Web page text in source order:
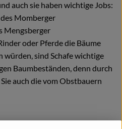
auch sie haben wichtige Jobs:
Momberger
Mengsberger
oder Pferde die Bäume
würden, sind Schafe wichtige
Baumbeständen, denn durch
auch die vom Obstbauern